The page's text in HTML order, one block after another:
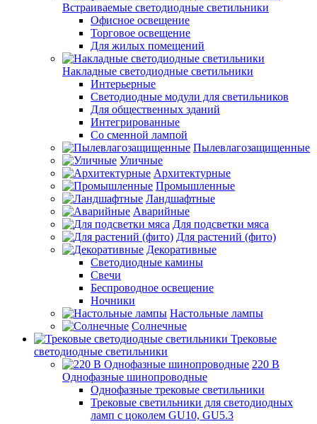
Встраиваемые светодиодные светильники
Офисное освещение
Торговое освещение
Для жилых помещений
Накладные светодиодные светильники
Интерьерные
Светодиодные модули для светильников
Для общественных зданий
Интегрированные
Со сменной лампой
Пылевлагозащищенные
Уличные
Архитектурные
Промышленные
Ландшафтные
Аварийные
Для подсветки мяса
Для растений (фито)
Декоративные
Светодиодные камины
Свечи
Беспроводное освещение
Ночники
Настольные лампы
Солнечные
Трековые
светодиодные светильники
220 B
Однофазные шинопроводные
Однофазные трековые светильники
Трековые светильники для светодиодных
ламп с цоколем GU10, GU5.3